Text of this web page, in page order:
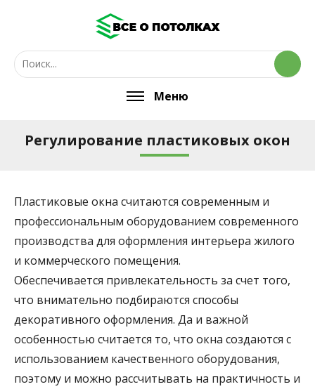
Меню
Регулирование пластиковых окон
Пластиковые окна считаются современным и
профессиональным оборудованием современного
производства для оформления интерьера жилого
и коммерческого помещения.
Обеспечивается привлекательность за счет того,
что внимательно подбираются способы
декоративного оформления. Да и важной
особенностью считается то, что окна создаются с
использованием качественного оборудования,
поэтому и можно рассчитывать на практичность и